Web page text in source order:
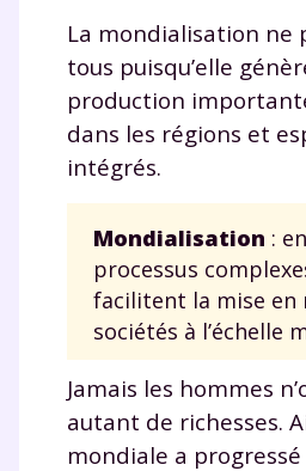
La mondialisation ne
tous puisqu’elle
production
dans les régions et
intégrés.
Mondialisation :
processus
facilitent la mise en
sociétés à l’échelle
Jamais les hommes
autant de richesses.
mondiale a